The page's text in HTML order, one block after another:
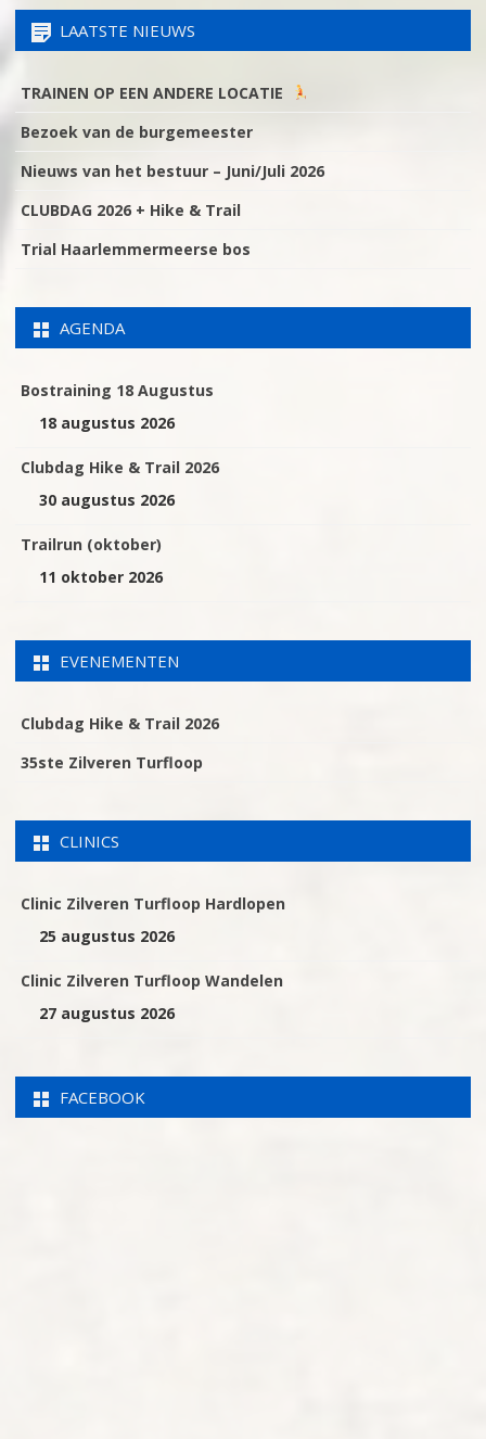
LAATSTE NIEUWS
TRAINEN OP EEN ANDERE LOCATIE
Bezoek van de burgemeester
Nieuws van het bestuur – Juni/Juli 2026
CLUBDAG 2026 + Hike & Trail
Trial Haarlemmermeerse bos
AGENDA
Bostraining 18 Augustus
18 augustus 2026
Clubdag Hike & Trail 2026
30 augustus 2026
Trailrun (oktober)
11 oktober 2026
EVENEMENTEN
Clubdag Hike & Trail 2026
35ste Zilveren Turfloop
CLINICS
Clinic Zilveren Turfloop Hardlopen
25 augustus 2026
Clinic Zilveren Turfloop Wandelen
27 augustus 2026
FACEBOOK